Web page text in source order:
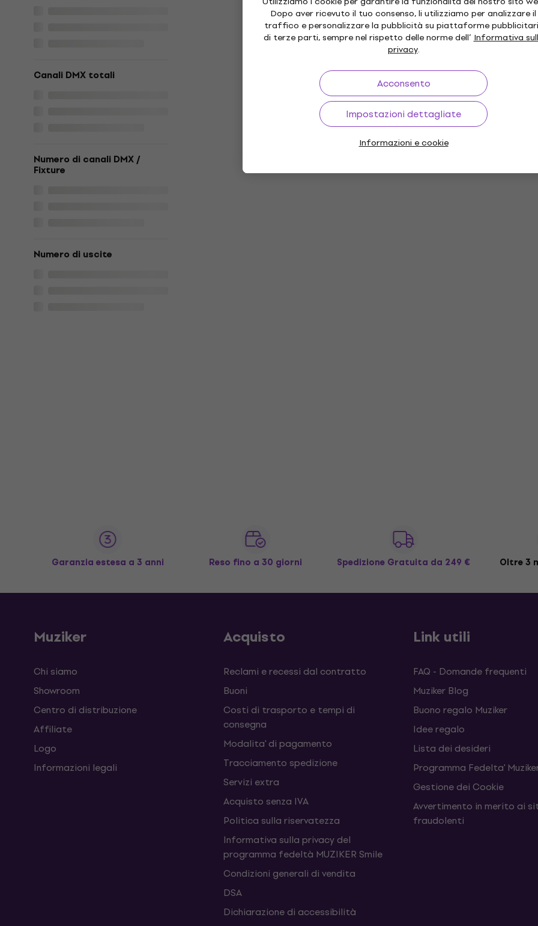
Dopo aver ricevuto il tuo consenso, li utilizziamo per analizzare il
traffico e personalizzare la pubblicità su piattaforme
di terze parti, sempre nel rispetto delle norme dell’ Informativa
privacy.
Acconsento
Impostazioni dettagliate
Informazioni e cookie
Canali DMX totali
Numero di canali DMX /
Fixture
Numero di uscite
Garanzia estesa a 3 anni Reso fino a 30 giorni Spedizione Gratuita da 249 € Oltre 3
Muziker
Chi siamo
Showroom
Centro di distribuzione
Affiliate
Logo
Informazioni legali
Acquisto
Reclami e recessi dal contratto
Buoni
Costi di trasporto e tempi di
consegna
Modalita' di pagamento
Tracciamento spedizione
Servizi extra
Acquisto senza IVA
Politica sulla riservatezza
Informativa sulla privacy del
programma fedeltà MUZIKER Smile
Condizioni generali di vendita
DSA
Dichiarazione di accessibilità
Link utili
FAQ - Domande frequenti
Muziker Blog
Buono regalo Muziker
Idee regalo
Lista dei desideri
Programma Fedelta'
Gestione dei Cookie
Avvertimento in merito ai
fraudolenti